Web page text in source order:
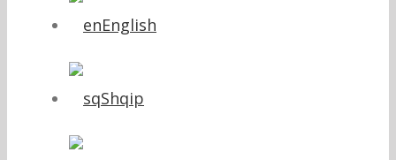
English
Shqip